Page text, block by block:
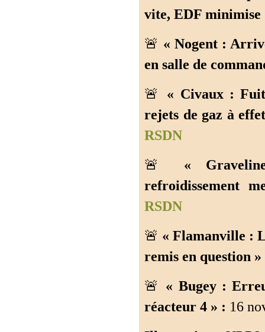
vite, EDF minimise
🚨 « Nogent :
en salle de
🚨 « Civaux :
rejets de gaz à
RSDN
🚨 «
refroidissement
RSDN
🚨 « Flamanville :
remis en question »
🚨 « Bugey :
réacteur 4 » : 16